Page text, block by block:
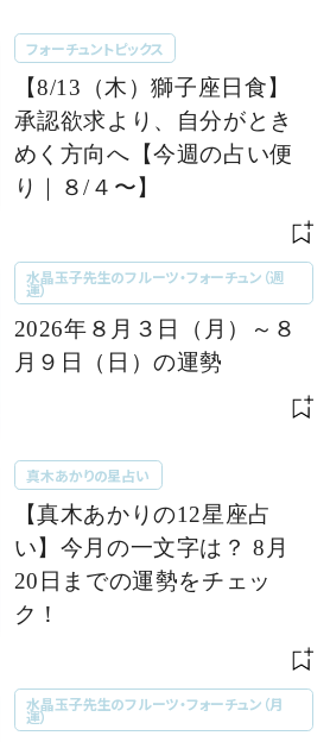
フォーチュントピックス
【8/13（木）獅子座日食】
承認欲求より、自分がとき
めく方向へ【今週の占い便
り｜８/４〜】
水晶玉子先生のフルーツ・フォーチュン（週
運）
2026年８月３日（月）～８
月９日（日）の運勢
真木あかりの星占い
【真木あかりの12星座占
い】今月の一文字は？ 8月
20日までの運勢をチェッ
ク！
水晶玉子先生のフルーツ・フォーチュン（月
運）